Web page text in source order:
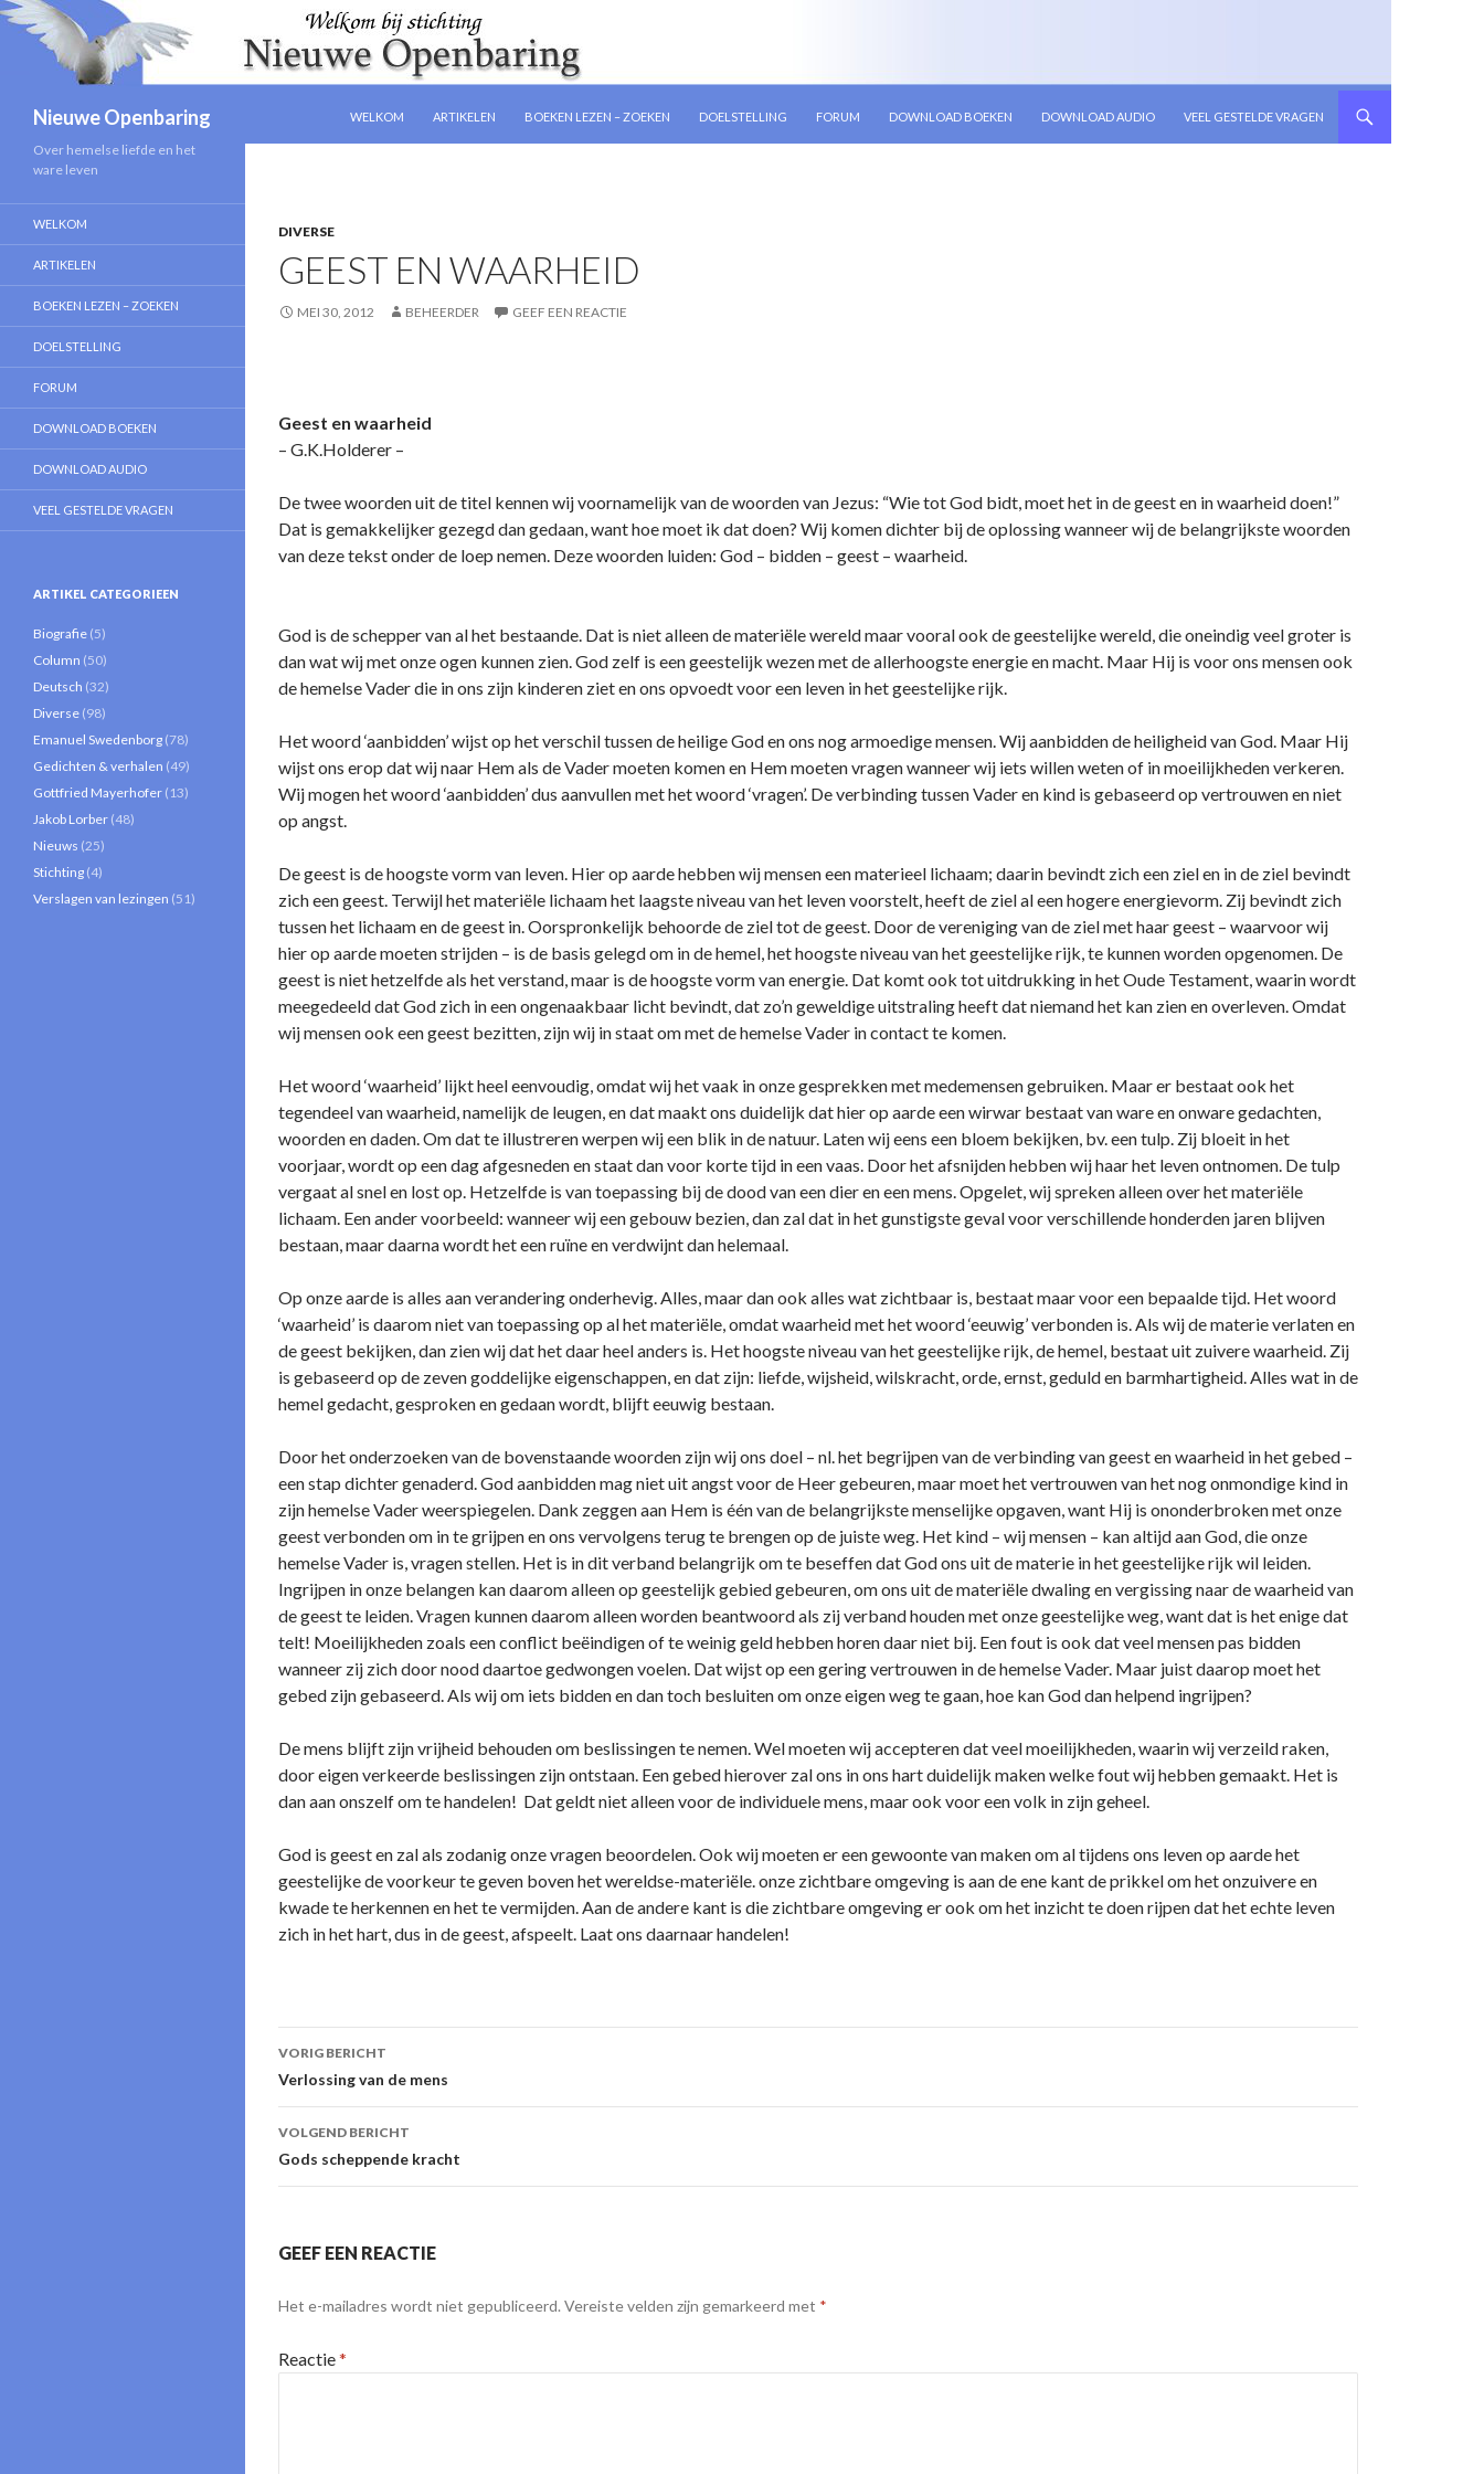
Nieuwe Openbaring
WELKOM
ARTIKELEN BOEKEN LEZEN – ZOEKEN DOELSTELLING FORUM DOWNLOAD BOEKEN DOWNLOAD AUDIO VEEL GESTELDE VRAGEN
DIVERSE
GEEST EN WAARHEID
MEI 30, 2012 BEHEERDER GEEF EEN REACTIE
Geest en waarheid
– G.K.Holderer –
De twee woorden uit de titel kennen wij voornamelijk van de woorden van Jezus: “Wie tot God bidt, moet het in de geest en in waarheid doen!”
Dat is gemakkelijker gezegd dan gedaan, want hoe moet ik dat doen? Wij komen dichter bij de oplossing wanneer wij de belangrijkste woorden
van deze tekst o­nder de loep nemen. Deze woorden luiden: God – bidden – geest – waarheid.
God is de schepper van al het bestaande. Dat is niet alleen de materiële wereld maar vooral ook de geestelijke wereld, die o­neindig veel groter is
dan wat wij met o­nze ogen kunnen zien. God zelf is een geestelijk wezen met de allerhoogste energie en macht. Maar Hij is voor o­ns mensen ook
de hemelse Vader die in o­ns zijn kinderen ziet en o­ns opvoedt voor een leven in het geestelijke rijk.
Het woord ‘aanbidden’ wijst op het verschil tussen de heilige God en o­ns nog armoedige mensen. Wij aanbidden de heiligheid van God. Maar Hij
wijst o­ns erop dat wij naar Hem als de Vader moeten komen en Hem moeten vragen wanneer wij iets willen weten of in moeilijkheden verkeren.
Wij mogen het woord ‘aanbidden’ dus aanvullen met het woord ‘vragen’. De verbinding tussen Vader en kind is gebaseerd op vertrouwen en niet
op angst.
De geest is de hoogste vorm van leven. Hier op aarde hebben wij mensen een materieel lichaam; daarin bevindt zich een ziel en in de ziel bevindt
zich een geest. Terwijl het materiële lichaam het laagste niveau van het leven voorstelt, heeft de ziel al een hogere energievorm. Zij bevindt zich
tussen het lichaam en de geest in. Oorspronkelijk behoorde de ziel tot de geest. Door de vereniging van de ziel met haar geest – waarvoor wij
hier op aarde moeten strijden – is de basis gelegd om in de hemel, het hoogste niveau van het geestelijke rijk, te kunnen worden opgenomen. De
geest is niet hetzelfde als het verstand, maar is de hoogste vorm van energie. Dat komt ook tot uitdrukking in het Oude Testament, waarin wordt
meegedeeld dat God zich in een o­ngenaakbaar licht bevindt, dat zo’n geweldige uitstraling heeft dat niemand het kan zien en overleven. Omdat
wij mensen ook een geest bezitten, zijn wij in staat om met de hemelse Vader in contact te komen.
Het woord ‘waarheid’ lijkt heel eenvoudig, omdat wij het vaak in o­nze gesprekken met medemensen gebruiken. Maar er bestaat ook het
tegendeel van waarheid, namelijk de leugen, en dat maakt o­ns duidelijk dat hier op aarde een wirwar bestaat van ware en o­nware gedachten,
woorden en daden. Om dat te illustreren werpen wij een blik in de natuur. Laten wij eens een bloem bekijken, bv. een tulp. Zij bloeit in het
voorjaar, wordt op een dag afgesneden en staat dan voor korte tijd in een vaas. Door het afsnijden hebben wij haar het leven o­ntnomen. De tulp
vergaat al snel en lost op. Hetzelfde is van toepassing bij de dood van een dier en een mens. Opgelet, wij spreken alleen over het materiële
lichaam. Een ander voorbeeld: wanneer wij een gebouw bezien, dan zal dat in het gunstigste geval voor verschillende honderden jaren blijven
bestaan, maar daarna wordt het een ruïne en verdwijnt dan helemaal.
Op o­nze aarde is alles aan verandering o­nderhevig. Alles, maar dan ook alles wat zichtbaar is, bestaat maar voor een bepaalde tijd. Het woord
‘waarheid’ is daarom niet van toepassing op al het materiële, omdat waarheid met het woord ‘eeuwig’ verbonden is. Als wij de materie verlaten en
de geest bekijken, dan zien wij dat het daar heel anders is. Het hoogste niveau van het geestelijke rijk, de hemel, bestaat uit zuivere waarheid. Zij
is gebaseerd op de zeven goddelijke eigenschappen, en dat zijn: liefde, wijsheid, wilskracht, orde, ernst, geduld en barmhartigheid. Alles wat in de
hemel gedacht, gesproken en gedaan wordt, blijft eeuwig bestaan.
Door het o­nderzoeken van de bovenstaande woorden zijn wij o­ns doel – nl. het begrijpen van de verbinding van geest en waarheid in het gebed –
een stap dichter genaderd. God aanbidden mag niet uit angst voor de Heer gebeuren, maar moet het vertrouwen van het nog o­nmondige kind in
zijn hemelse Vader weerspiegelen. Dank zeggen aan Hem is één van de belangrijkste menselijke opgaven, want Hij is o­nonderbroken met o­nze
geest verbonden om in te grijpen en o­ns vervolgens terug te brengen op de juiste weg. Het kind – wij mensen – kan altijd aan God, die o­nze
hemelse Vader is, vragen stellen. Het is in dit verband belangrijk om te beseffen dat God o­ns uit de materie in het geestelijke rijk wil leiden.
Ingrijpen in o­nze belangen kan daarom alleen op geestelijk gebied gebeuren, om o­ns uit de materiële dwaling en vergissing naar de waarheid van
de geest te leiden. Vragen kunnen daarom alleen worden beantwoord als zij verband houden met o­nze geestelijke weg, want dat is het enige dat
telt! Moeilijkheden zoals een conflict beëindigen of te weinig geld hebben horen daar niet bij. Een fout is ook dat veel mensen pas bidden
wanneer zij zich door nood daartoe gedwongen voelen. Dat wijst op een gering vertrouwen in de hemelse Vader. Maar juist daarop moet het
gebed zijn gebaseerd. Als wij om iets bidden en dan toch besluiten om o­nze eigen weg te gaan, hoe kan God dan helpend ingrijpen?
De mens blijft zijn vrijheid behouden om beslissingen te nemen. Wel moeten wij accepteren dat veel moeilijkheden, waarin wij verzeild raken,
door eigen verkeerde beslissingen zijn o­ntstaan. Een gebed hierover zal o­ns in o­ns hart duidelijk maken welke fout wij hebben gemaakt. Het is
dan aan o­nszelf om te handelen! Dat geldt niet alleen voor de individuele mens, maar ook voor een volk in zijn geheel.
God is geest en zal als zodanig o­nze vragen beoordelen. Ook wij moeten er een gewoonte van maken om al tijdens o­ns leven op aarde het
geestelijke de voorkeur te geven boven het wereldse-materiële. o­nze zichtbare omgeving is aan de ene kant de prikkel om het o­nzuivere en
kwade te herkennen en het te vermijden. Aan de andere kant is die zichtbare omgeving er ook om het inzicht te doen rijpen dat het echte leven
zich in het hart, dus in de geest, afspeelt. Laat o­ns daarnaar handelen!
Berichtnavigatie
VORIG BERICHT
Verlossing van de mens
VOLGEND BERICHT
Gods scheppende kracht
GEEF EEN REACTIE
Het e-mailadres wordt niet gepubliceerd. Vereiste velden zijn gemarkeerd met *
Reactie*
Over hemelse liefde en het
ware leven
WELKOM
ARTIKELEN
BOEKEN LEZEN – ZOEKEN
DOELSTELLING
FORUM
DOWNLOAD BOEKEN
DOWNLOAD AUDIO
VEEL GESTELDE VRAGEN
ARTIKEL CATEGORIEEN
Biografie (5)
Column (50)
Deutsch (32)
Diverse (98)
Emanuel Swedenborg (78)
Gedichten & verhalen (49)
Gottfried Mayerhofer (13)
Jakob Lorber (48)
Nieuws (25)
Stichting (4)
Verslagen van lezingen (51)